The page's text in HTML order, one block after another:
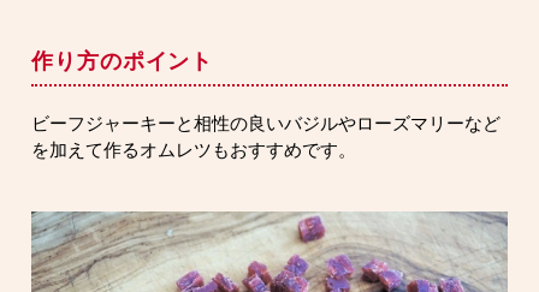
作り方のポイント
ビーフジャーキーと相性の良いバジルやローズマリーなど
を加えて作るオムレツもおすすめです。